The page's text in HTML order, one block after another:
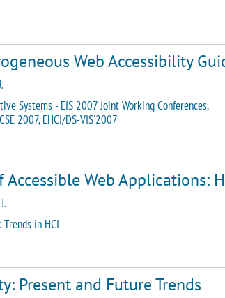
Web Accessibility
Systems - EIS 2007 Joint Working Conferences,
2007, EHCI/DS-VIS'2007
Web Applications:
in HCI
Present and Future Trends